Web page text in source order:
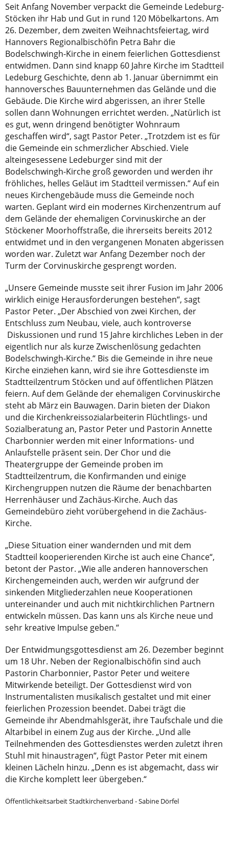
Seit Anfang November verpackt die Gemeinde Ledeburg-
Stöcken ihr Hab und Gut in rund 120 Möbelkartons. Am
26. Dezember, dem zweiten Weihnachtsfeiertag, wird
Hannovers Regionalbischöfin Petra Bahr die
Bodelschwingh-Kirche in einem feierlichen Gottesdienst
entwidmen. Dann sind knapp 60 Jahre Kirche im Stadtteil
Ledeburg Geschichte, denn ab 1. Januar übernimmt ein
hannoversches Bauunternehmen das Gelände und die
Gebäude. Die Kirche wird abgerissen, an ihrer Stelle
sollen dann Wohnungen errichtet werden. „Natürlich ist
es gut, wenn dringend benötigter Wohnraum
geschaffen wird“, sagt Pastor Peter. „Trotzdem ist es für
die Gemeinde ein schmerzlicher Abschied. Viele
alteingesessene Ledeburger sind mit der
Bodelschwingh-Kirche groß geworden und werden ihr
fröhliches, helles Geläut im Stadtteil vermissen.“ Auf ein
neues Kirchengebäude muss die Gemeinde noch
warten. Geplant wird ein modernes Kirchenzentrum auf
dem Gelände der ehemaligen Corvinuskirche an der
Stöckener Moorhoffstraße, die ihrerseits bereits 2012
entwidmet und in den vergangenen Monaten abgerissen
worden war. Zuletzt war Anfang Dezember noch der
Turm der Corvinuskirche gesprengt worden.
„Unsere Gemeinde musste seit ihrer Fusion im Jahr 2006
wirklich einige Herausforderungen bestehen“, sagt
Pastor Peter. „Der Abschied von zwei Kirchen, der
Entschluss zum Neubau, viele, auch kontroverse
Diskussionen und rund 15 Jahre kirchliches Leben in der
eigentlich nur als kurze Zwischenlösung gedachten
Bodelschwingh-Kirche.“ Bis die Gemeinde in ihre neue
Kirche einziehen kann, wird sie ihre Gottesdienste im
Stadtteilzentrum Stöcken und auf öffentlichen Plätzen
feiern. Auf dem Gelände der ehemaligen Corvinuskirche
steht ab März ein Bauwagen. Darin bieten der Diakon
und die Kirchenkreissozialarbeiterin Flüchtlings- und
Sozialberatung an, Pastor Peter und Pastorin Annette
Charbonnier werden mit einer Informations- und
Anlaufstelle präsent sein. Der Chor und die
Theatergruppe der Gemeinde proben im
Stadtteilzentrum, die Konfirmanden und einige
Kirchengruppen nutzen die Räume der benachbarten
Herrenhäuser und Zachäus-Kirche. Auch das
Gemeindebüro zieht vorübergehend in die Zachäus-
Kirche.
„Diese Situation einer wandernden und mit dem
Stadtteil kooperierenden Kirche ist auch eine Chance“,
betont der Pastor. „Wie alle anderen hannoverschen
Kirchengemeinden auch, werden wir aufgrund der
sinkenden Mitgliederzahlen neue Kooperationen
untereinander und auch mit nichtkirchlichen Partnern
entwickeln müssen. Das kann uns als Kirche neue und
sehr kreative Impulse geben.“
Der Entwidmungsgottesdienst am 26. Dezember beginnt
um 18 Uhr. Neben der Regionalbischöfin sind auch
Pastorin Charbonnier, Pastor Peter und weitere
Mitwirkende beteiligt. Der Gottesdienst wird von
Instrumentalisten musikalisch gestaltet und mit einer
feierlichen Prozession beendet. Dabei trägt die
Gemeinde ihr Abendmahlsgerät, ihre Taufschale und die
Altarbibel in einem Zug aus der Kirche. „Und alle
Teilnehmenden des Gottesdienstes werden zuletzt ihren
Stuhl mit hinaustragen“, fügt Pastor Peter mit einem
kleinen Lächeln hinzu. „Denn es ist abgemacht, dass wir
die Kirche komplett leer übergeben.“
Öffentlichkeitsarbeit Stadtkirchenverband - Sabine Dörfel